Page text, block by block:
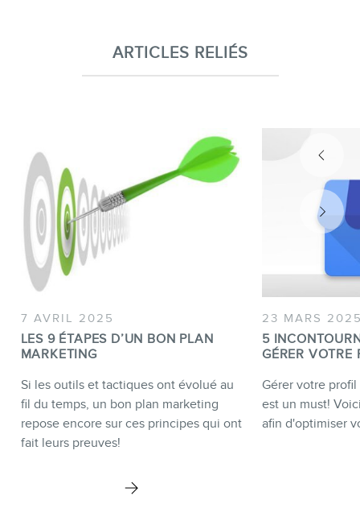
ARTICLES RELIÉS
7 AVRIL 2025
LES 9 ÉTAPES D’UN BON PLAN
MARKETING
Si les outils et tactiques ont évolué au
fil du temps, un bon plan marketing
repose encore sur ces principes qui ont
fait leurs preuves!
23 MARS
5
GÉRER VOTRE
Gérer votre
est un must!
afin d'optimiser